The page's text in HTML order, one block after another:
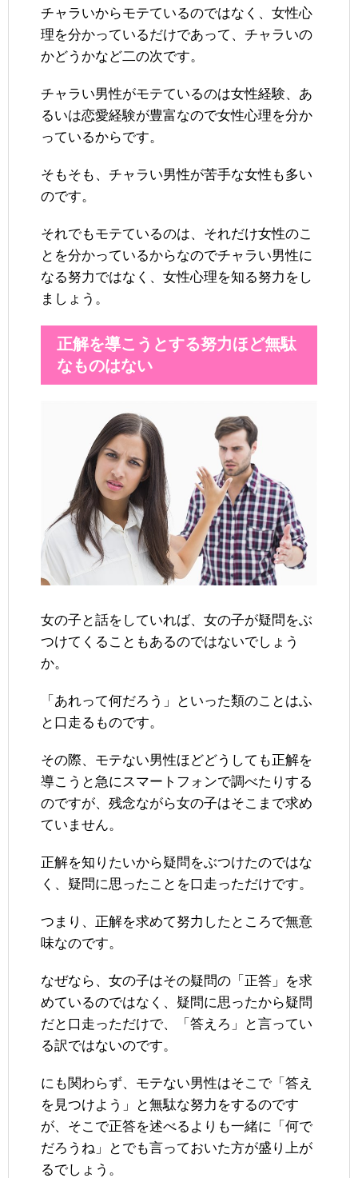
チャラいからモテているのではなく、女性心
理を分かっているだけであって、チャラいの
かどうかなど二の次です。
チャラい男性がモテているのは女性経験、あ
るいは恋愛経験が豊富なので女性心理を分か
っているからです。
そもそも、チャラい男性が苦手な女性も多い
のです。
それでもモテているのは、それだけ女性のこ
とを分かっているからなのでチャラい男性に
なる努力ではなく、女性心理を知る努力をし
ましょう。
正解を導こうとする努力ほど無駄
なものはない
女の子と話をしていれば、女の子が疑問をぶ
つけてくることもあるのではないでしょう
か。
「あれって何だろう」といった類のことはふ
と口走るものです。
その際、モテない男性ほどどうしても正解を
導こうと急にスマートフォンで調べたりする
のですが、残念ながら女の子はそこまで求め
ていません。
正解を知りたいから疑問をぶつけたのではな
く、疑問に思ったことを口走っただけです。
つまり、正解を求めて努力したところで無意
味なのです。
なぜなら、女の子はその疑問の「正答」を求
めているのではなく、疑問に思ったから疑問
だと口走っただけで、「答えろ」と言ってい
る訳ではないのです。
にも関わらず、モテない男性はそこで「答え
を見つけよう」と無駄な努力をするのです
が、そこで正答を述べるよりも一緒に「何で
だろうね」とでも言っておいた方が盛り上が
るでしょう。